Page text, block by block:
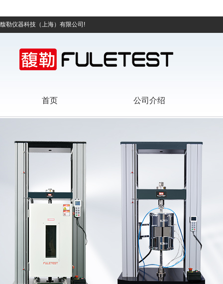
馥勒仪器科技（上海）有限公司!
首页 公司介绍